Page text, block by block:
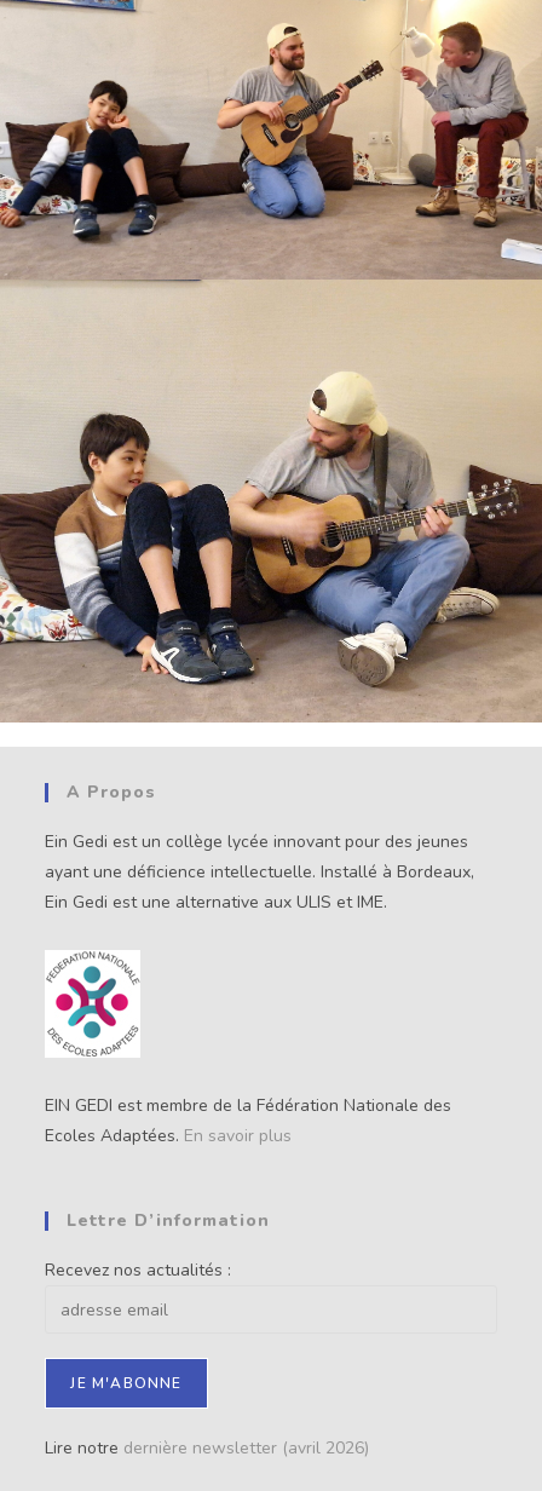
A Propos
Ein Gedi est un collège lycée innovant pour des jeunes
ayant une déficience intellectuelle. Installé à Bordeaux,
Ein Gedi est une alternative aux ULIS et IME.
EIN GEDI est membre de la Fédération Nationale des
Ecoles Adaptées. En savoir plus
Lettre D’information
Recevez nos actualités :
Lire notre dernière newsletter (avril 2026)